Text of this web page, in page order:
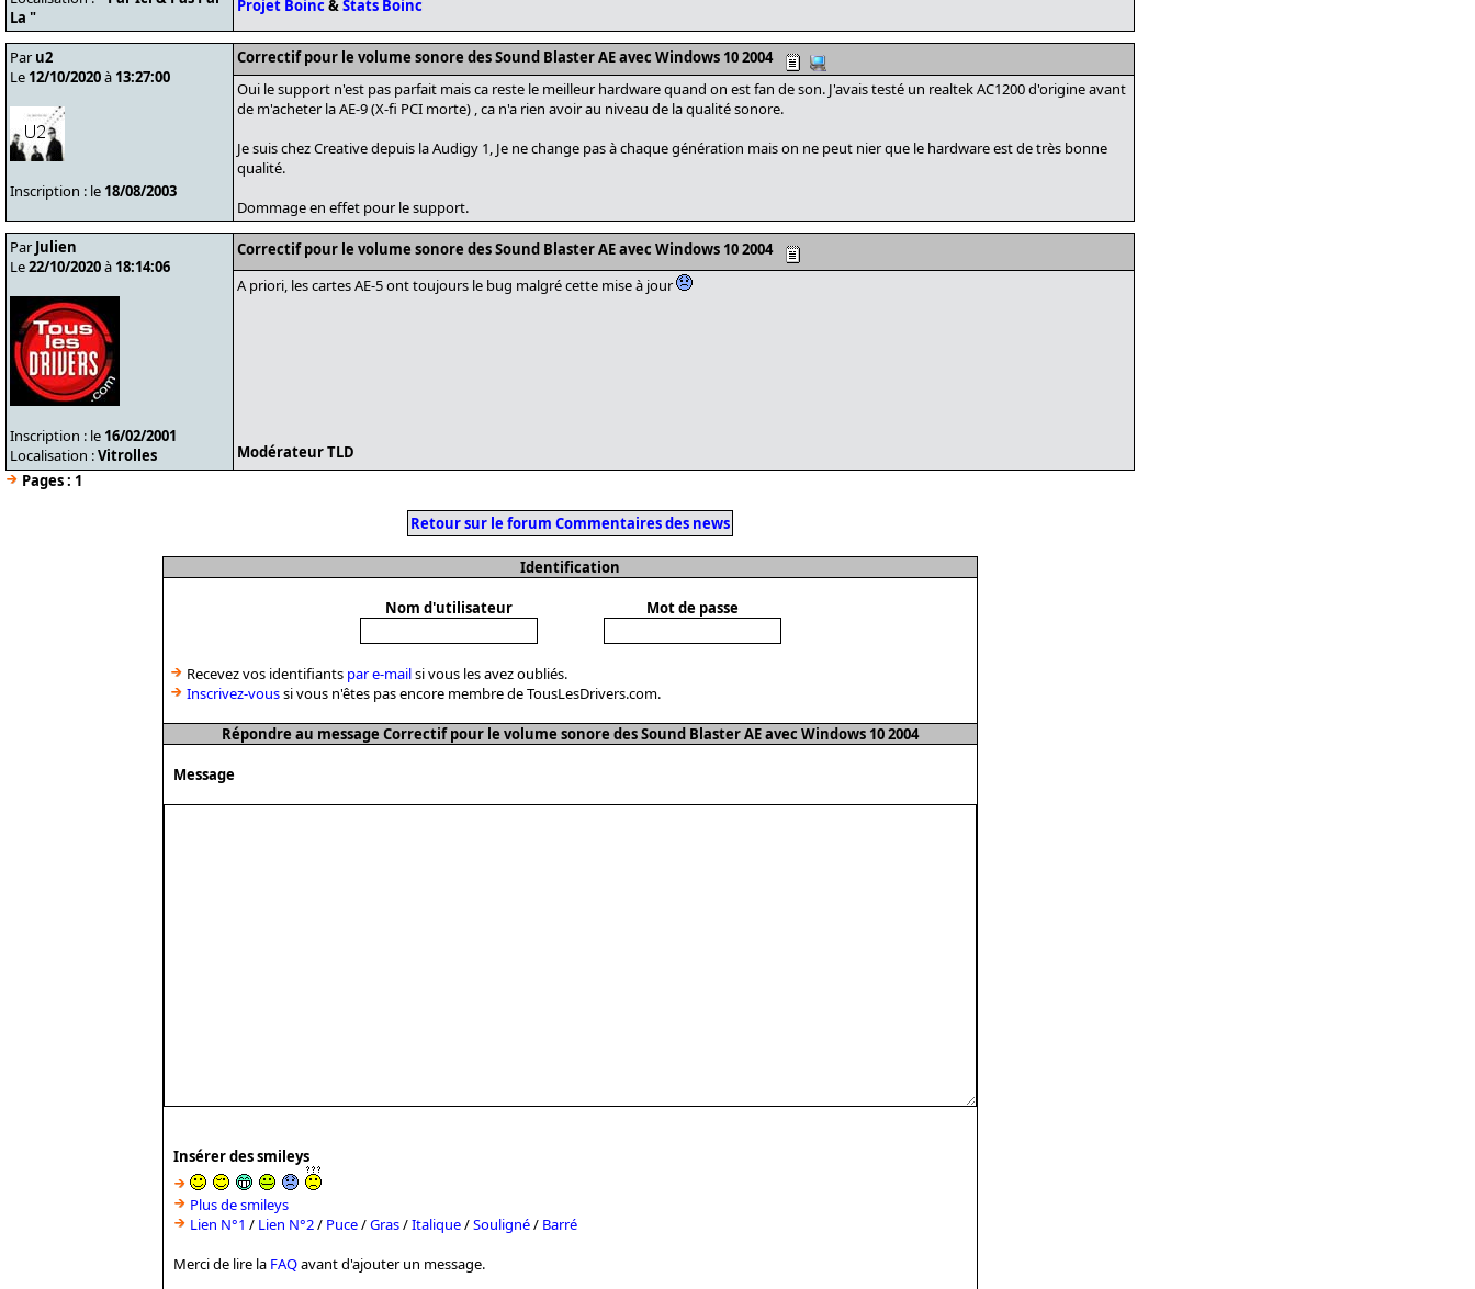
La "
Projet Boinc&Stats Boinc
Par u2
Le 12/10/2020à 13:27:00
Inscription : le 18/08/2003
Correctif pour le volume sonore des Sound Blaster AE avec Windows 10 2004
Oui le support n'est pas parfait mais ca reste le meilleur hardware quand on est fan de son. J'avais testé un realtek AC1200 d'origine avant
de m'acheter la AE-9 (X-fi PCI morte) , ca n'a rien avoir au niveau de la qualité sonore.
Je suis chez Creative depuis la Audigy 1, Je ne change pas à chaque génération mais on ne peut nier que le hardware est de très bonne
qualité.
Dommage en effet pour le support.
Par Julien
Le22/10/2020à 18:14:06
Inscription : le 16/02/2001
Localisation :Vitrolles
Correctif pour le volume sonore des Sound Blaster AE avec Windows 10 2004
A priori, les cartes AE-5 ont toujours le bug malgré cette mise à jour
Modérateur TLD
Pages : 1
Retour sur le forum Commentaires des news
Identification
Nom d'utilisateur Mot de passe
Recevez vos identifiants par e-mailsi vous les avez oubliés.
Inscrivez-voussi vous n'êtes pas encore membre de TousLesDrivers.com.
Répondre au message Correctif pour le volume sonore des Sound Blaster AE avec Windows 10 2004
Message
Insérer des smileys
Plus de smileys
Lien N°1 / Lien N°2/ Puce/Gras/Italique/Souligné/ Barré
Merci de lire la FAQavant d'ajouter un message.